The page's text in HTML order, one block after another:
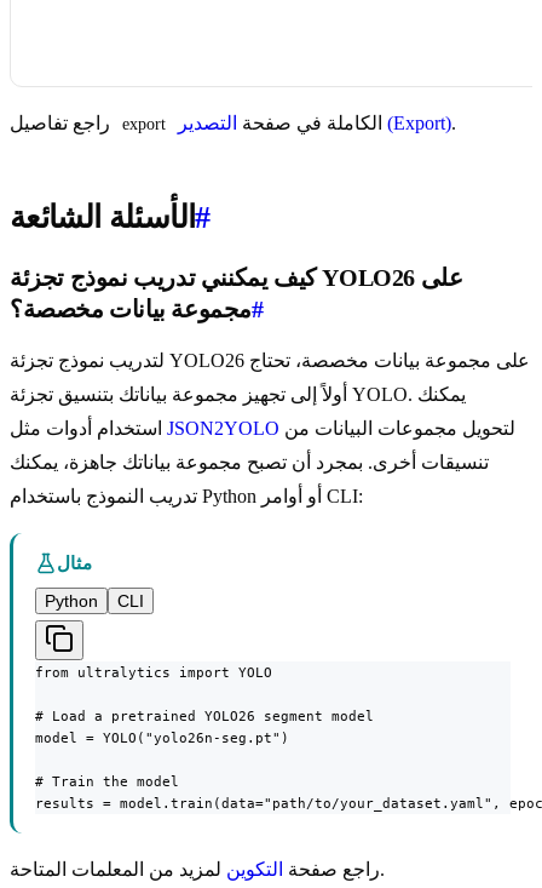
export الكاملة في صفحة التصدير (Export).
الأسئلة الشائعة#
كيف يمكنني تدريب نموذج تجزئة YOLO26 على
مجموعة بيانات مخصصة؟#
لتدريب نموذج تجزئة YOLO26 على مجموعة بيانات مخصصة، تحتاج
أولاً إلى تجهيز مجموعة بياناتك بتنسيق تجزئة YOLO. يمكنك
JSON2YOLO
تنسيقات أخرى. بمجرد أن تصبح مجموعة بياناتك جاهزة، يمكنك
تدريب النموذج باستخدام Python أو أوامر CLI:
مثال
Python
CLI
from ultralytics import YOLO
# Load a pretrained YOLO26 segment model
model = YOLO("yolo26n-seg.pt")
# Train the model
results = model.train(data="path/to/your_dataset.yaml",
راجع صفحة التكوين لمزيد من المعلمات المتاحة.